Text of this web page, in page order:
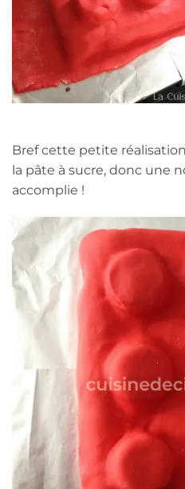
Bref cette petite
la pâte à sucre, donc une
accomplie !